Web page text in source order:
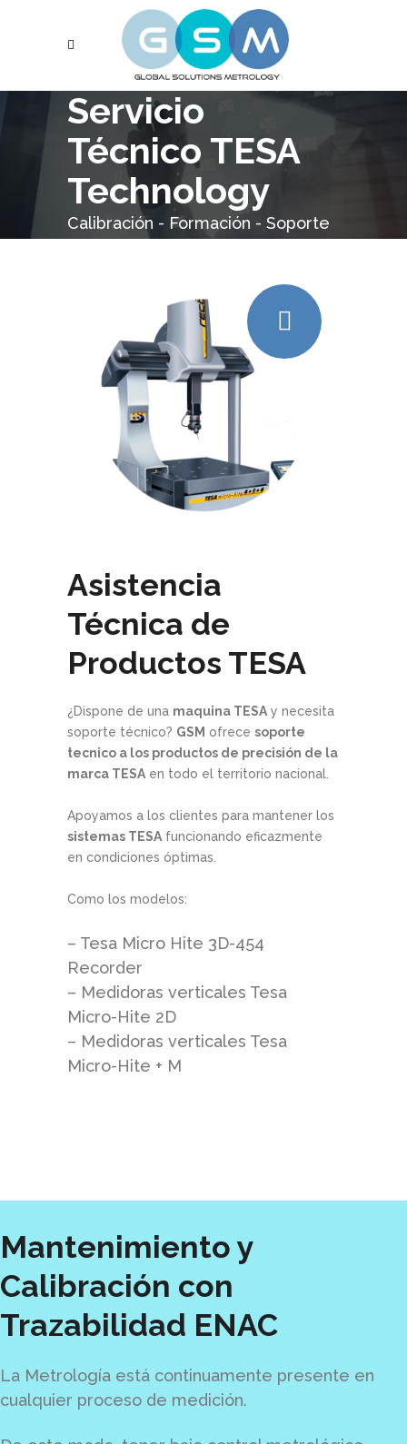
Servicio
Técnico TESA
Technology
Calibración - Formación - Soporte
Asistencia
Técnica de
Productos TESA
¿Dispone de una maquina TESAy necesita
soporte técnico? GSM ofrece soporte
tecnico a los productos de precisión de la
marca TESAen todo el territorio nacional.
Apoyamos a los clientes para mantener los
sistemas TESAfuncionando eficazmente
en condiciones óptimas.
Como los modelos:
– Tesa Micro Hite 3D-454
Recorder
– Medidoras verticales Tesa
Micro-Hite 2D
– Medidoras verticales Tesa
Micro-Hite + M
Mantenimiento y
Calibración con
Trazabilidad ENAC
La Metrología está continuamente presente en
cualquier proceso de medición.